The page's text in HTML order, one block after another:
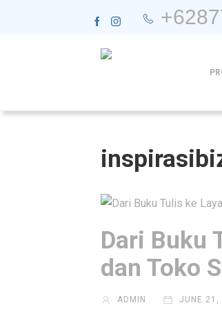
Dari Buku
dan Toko
ADMIN JUNE 21,